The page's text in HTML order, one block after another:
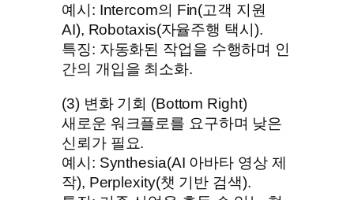
예시: Intercom의 Fin(고객 지원
AI), Robotaxis(자율주행 택시).
특징: 자동화된 작업을 수행하며 인
간의 개입을 최소화.
(3) 변화 기회 (Bottom Right)
새로운 워크플로를 요구하며 낮은
신뢰가 필요.
예시: Synthesia(AI 아바타 영상 제
작), Perplexity(챗 기반 검색).